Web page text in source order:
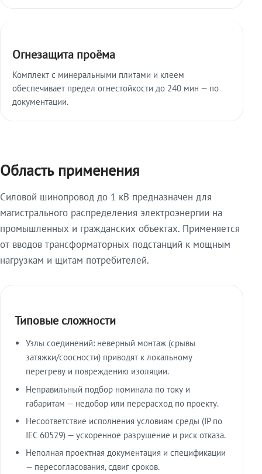
Огнезащита проёма
Комплект с минеральными плитами и клеем
обеспечивает предел огнестойкости до 240 мин — по
документации.
Область применения
Силовой шинопровод до 1 кВ предназначен для
магистрального распределения электроэнергии на
промышленных и гражданских объектах. Применяется
от вводов трансформаторных подстанций к мощным
нагрузкам и щитам потребителей.
Типовые сложности
Узлы соединений: неверный монтаж (срывы
затяжки/соосности) приводят к локальному
перегреву и повреждению изоляции.
Неправильный подбор номинала по току и
габаритам — недобор или перерасход по проекту.
Несоответствие исполнения условиям среды (IP по
IEC 60529) — ускоренное разрушение и риск отказа.
Неполная проектная документация и спецификации
— пересогласования, сдвиг сроков.